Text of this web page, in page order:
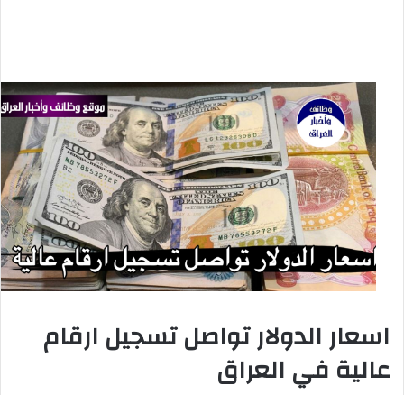
اسعار الدولار تواصل تسجيل ارقام
عالية في العراق